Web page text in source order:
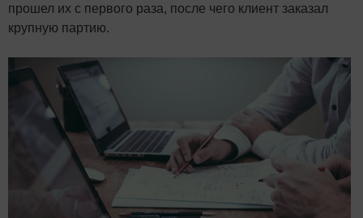
прошел их с первого раза, после чего клиент заказал
крупную партию.